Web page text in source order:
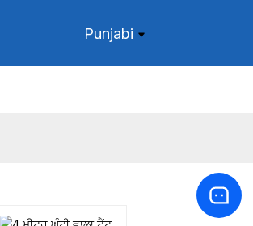
Punjabi